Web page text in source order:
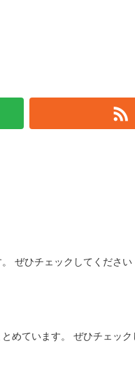
。 ぜひチェックしてくださ
めています。 ぜひチェック